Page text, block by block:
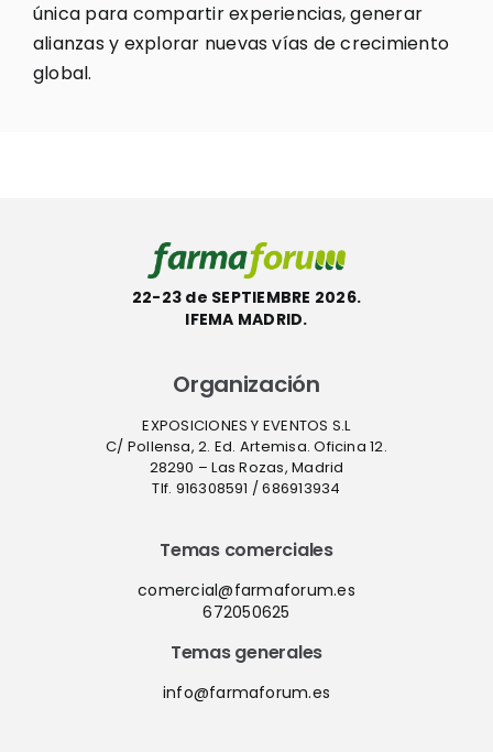
única para compartir experiencias, generar
alianzas y explorar nuevas vías de crecimiento
global.
22-23 de SEPTIEMBRE 2026.
IFEMA MADRID.
Organización
EXPOSICIONES Y EVENTOS S.L
C/ Pollensa, 2. Ed. Artemisa. Oficina 12.
28290 – Las Rozas, Madrid
Tlf. 916308591 / 686913934
Temas comerciales
comercial@farmaforum.es
672050625
Temas generales
info@farmaforum.es